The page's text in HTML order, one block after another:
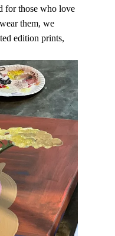
for those who love
them, we
edition prints,